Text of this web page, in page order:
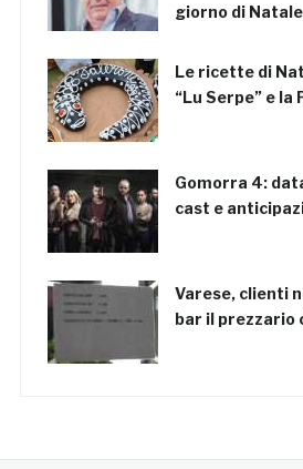
giorno di Natale
Le ricette di
“Lu Serpe” e la
Gomorra 4:
cast e
Varese, clienti
bar il prezzario